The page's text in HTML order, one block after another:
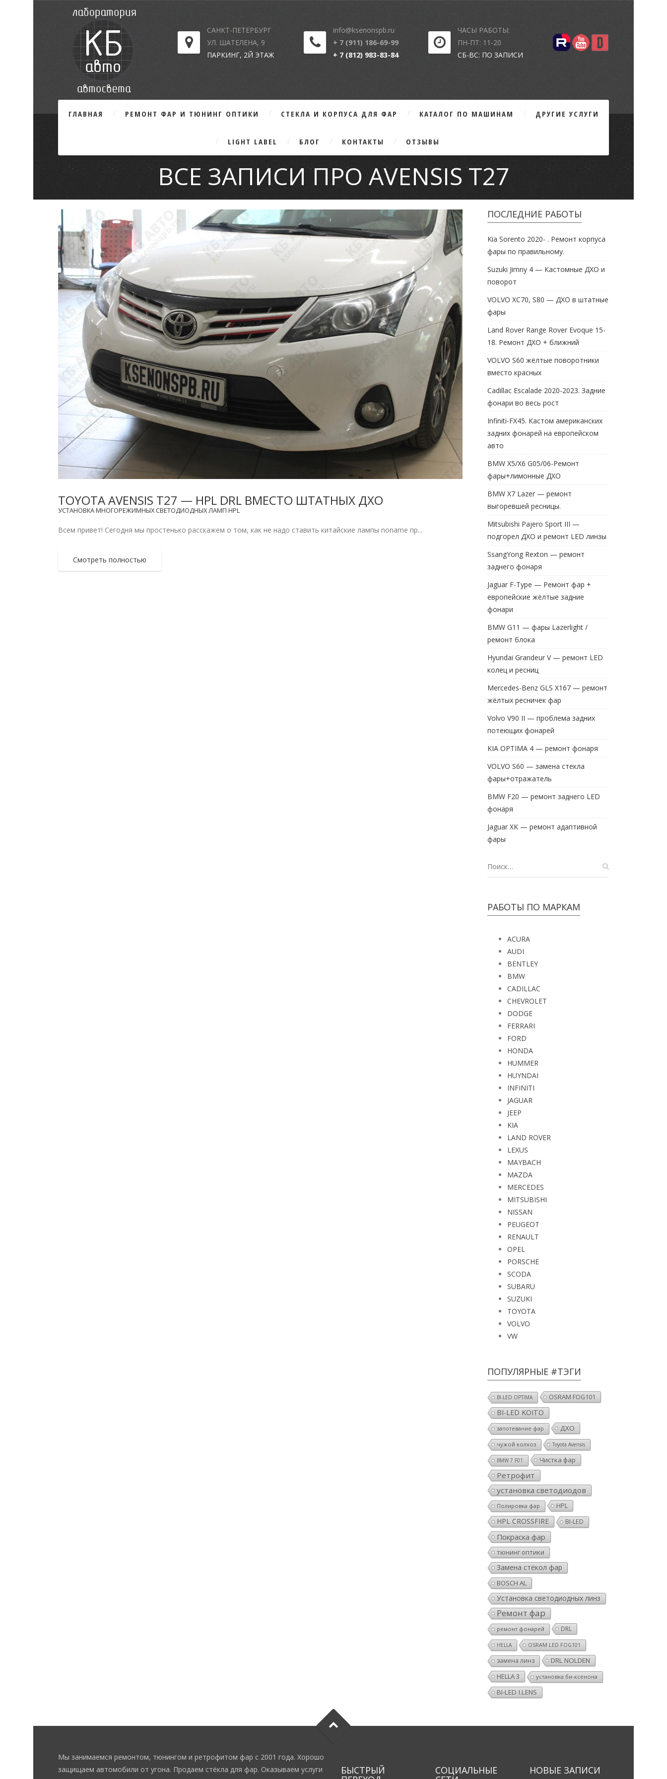
САНКТ-ПЕТЕРБУРГ
УЛ. ШАТЕЛЕНА, 9
ПАРКИНГ, 2Й ЭТАЖ
info@ksenonspb.ru
+ 7 (911) 186-69-99
+ 7 (812) 983-83-84
ЧАСЫ РАБОТЫ:
ПН-ПТ: 11-20
СБ-ВС: ПО ЗАПИСИ
ГЛАВНАЯ РЕМОНТ ФАР И ТЮНИНГ ОПТИКИ СТЕКЛА И КОРПУСА ДЛЯ ФАР КАТАЛОГ ПО МАШИНАМ ДРУГИЕ УСЛУГИ
LIGHT LABEL БЛОГ КОНТАКТЫ ОТЗЫВЫ
ВСЕ ЗАПИСИ ПРО AVENSIS T27
TOYOTA AVENSIS T27 — HPL DRL ВМЕСТО ШТАТНЫХ ДХО
УСТАНОВКА МНОГОРЕЖИМНЫХ СВЕТОДИОДНЫХ ЛАМП HPL
Всем привет! Сегодня мы простенько расскажем о том, как не надо ставить китайские лампы noname пр...
Смотреть полностью
ПОСЛЕДНИЕ РАБОТЫ
Kia Sorento 2020- . Ремонт корпуса
фары по правильному.
Suzuki Jimny 4 — Кастомные ДХО и
поворот
VOLVO XC70, S80 — ДХО в штатные
фары
Land Rover Range Rover Evoque 15-
18. Ремонт ДХО + ближний
VOLVO S60 жёлтые поворотники
вместо красных
Cadillac Escalade 2020-2023. Задние
фонари во весь рост
Infiniti-FX45. Кастом американских
задних фонарей на европейском
авто
BMW X5/X6 G05/06-Ремонт
фары+лимонные ДХО
BMW X7 Lazer — ремонт
выгоревшей ресницы.
Mitsubishi Pajero Sport III —
подгорел ДХО и ремонт LED линзы
SsangYong Rexton — ремонт
заднего фонаря
Jaguar F-Type — Ремонт фар +
европейские жёлтые задние
фонари
BMW G11 — фары Lazerlight /
ремонт блока
Hyundai Grandeur V — ремонт LED
колец и ресниц
Mercedes-Benz GLS X167 — ремонт
жёлтых ресничек фар
Volvo V90 II — проблема задних
потеющих фонарей
KIA OPTIMA 4 — ремонт фонаря
VOLVO S60 — замена стекла
фары+отражатель
BMW F20 — ремонт заднего LED
фонаря
Jaguar XK — ремонт адаптивной
фары
РАБОТЫ ПО МАРКАМ
ACURA
AUDI
BENTLEY
BMW
CADILLAC
CHEVROLET
DODGE
FERRARI
FORD
HONDA
HUMMER
HUYNDAI
INFINITI
JAGUAR
JEEP
KIA
LAND ROVER
LEXUS
MAYBACH
MAZDA
MERCEDES
MITSUBISHI
NISSAN
PEUGEOT
RENAULT
OPEL
PORSCHE
SCODA
SUBARU
SUZUKI
TOYOTA
VOLVO
VW
ПОПУЛЯРНЫЕ #ТЭГИ
BI-LED OPTIMA OSRAM FOG101
BI-LED KOITO
запотевание фар ДХО
чужой колхоз Toyota Avensis
BMW 7 F01 Чистка фар
Ретрофит
установка светодиодов
Полировка фар HPL
HPL CROSSFIRE BI-LED
Покраска фар
тюнинг оптики
Замена стёкол фар
BOSCH AL
Установка светодиодных линз
Ремонт фар
ремонт фонарей DRL
HELLA OSRAM LED FOG101
замена линз
DRL NOLDEN
HELLA 3
установка би-ксенона
BI-LED I.LENS
Мы занимаемся ремонтом, тюнингом и ретрофитом фар с 2001 года. Хорошо
защищаем автомобили от угона. Продаем стёкла для фар. Оказываем услуги
БЫСТРЫЙ СОЦИАЛЬНЫЕ НОВЫЕ ЗАПИСИ